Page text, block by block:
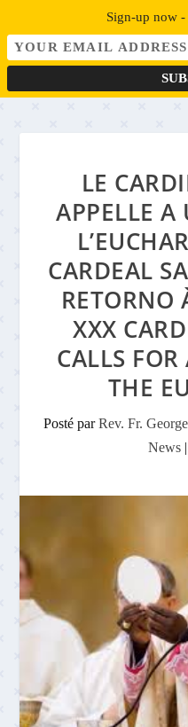
LE
APPELLE A
CARDEAL
RETORNO
XXX
CALLS
THE
Posté parRev. Fr.
News |
Sign-up now